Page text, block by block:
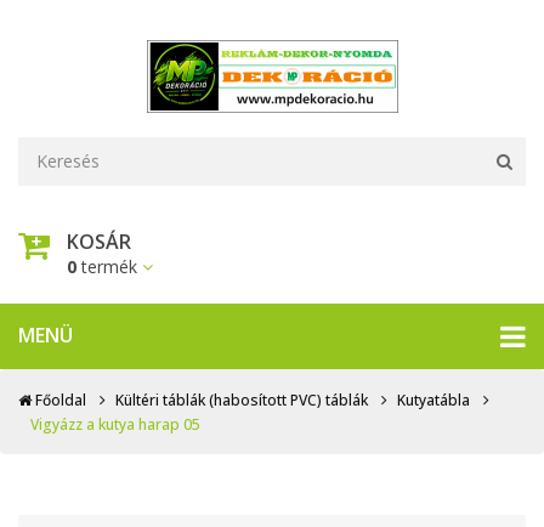
KOSÁR
0termék
MENÜ
Főoldal Kültéri táblák (habosított PVC) táblák
Kutyatábla
Vigyázz a kutya harap 05